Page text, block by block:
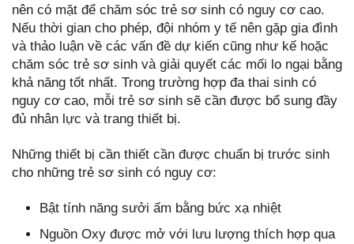
nên có mặt để chăm sóc trẻ sơ sinh có nguy cơ cao.
Nếu thời gian cho phép, đội nhóm y tế nên gặp gia đình
và thảo luận về các vấn đề dự kiến cũng như kế hoặc
chăm sóc trẻ sơ sinh và giải quyết các mối lo ngại bằng
khả năng tốt nhất. Trong trường hợp đa thai sinh có
nguy cơ cao, mỗi trẻ sơ sinh sẽ cần được bổ sung đầy
đủ nhân lực và trang thiết bị.
Những thiết bị cần thiết cần được chuẩn bị trước sinh
cho những trẻ sơ sinh có nguy cơ:
Bật tính năng sưởi ấm bằng bức xạ nhiệt
Nguồn Oxy được mở với lưu lượng thích hợp qua